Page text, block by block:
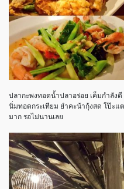
ปลากะพงทอดน้ำปลาอร่อย เค็มกำลัง
นิ่มทอดกระเทียม ยำคะน้ากุ้งสด โป๊ะแ
มาก รอไม่นานเลย